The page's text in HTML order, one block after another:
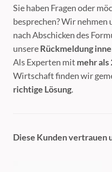
Sie haben Fragen oder
besprechen? Wir nehmen
nach Abschicken des
unsereRückmeldung
Als Experten mit mehr als
Wirtschaft finden wir
richtige Lösung.
Diese Kunden vertrauen